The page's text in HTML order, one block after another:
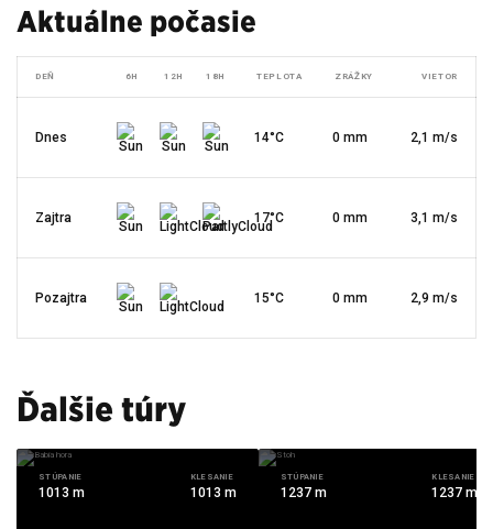
Aktuálne počasie
DEŇ 6H 12H 18H TEPLOTA ZRÁŽKY VIETOR
Dnes 14°C 0 mm 2,1 m/s
Zajtra 17°C 0 mm 3,1 m/s
Pozajtra 15°C 0 mm 2,9 m/s
Ďalšie túry
STÚPANIE
1013 m
KLESANIE
1013 m
STÚPANIE
1237 m
KLESANIE
1237 m